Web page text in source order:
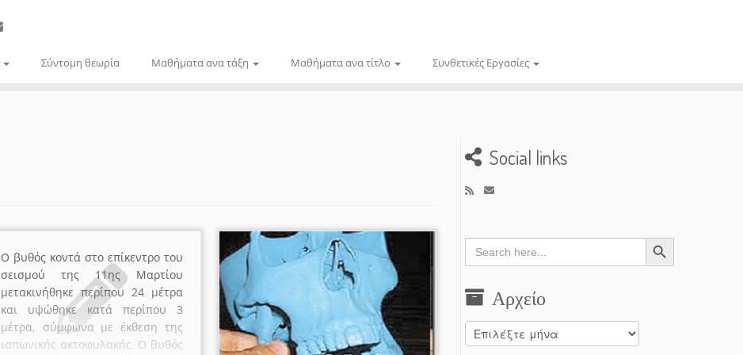
Σύντομη θεωρία Μαθήματα ανα τάξη Μαθήματα ανα τίτλο Συνθετικές Εργασίες
Ο βυθός κοντά στο επίκεντρο του
σεισμού της 11ης Μαρτίου
μετακινήθηκε περίπου 24 μέτρα
και υψώθηκε κατά περίπου 3
μέτρα, σύμφωνα με έκθεση της
ιαπωνικής ακτοφυλακής. Ο βυθός
Social links
Search
for:
Search Button
Αρχείο
Αρχείο